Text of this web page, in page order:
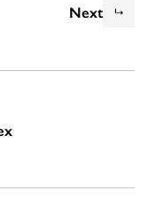
Next